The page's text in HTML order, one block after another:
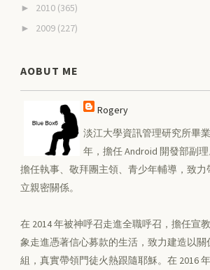
► 2010 (365)
► 2009 (227)
AOBUT ME
Rogery
淡江大學資訊管理研究所畢
年，擔任 Android 開發部副
擔任執事、敬拜團主領、青少年輔導，致力
立親密關係。
在 2014 年被神呼召走進全職呼召，擔任宣
象走進憑著信心募款的生活，致力建造以
組，真實帶領門徒火熱跟隨耶穌。在 2016